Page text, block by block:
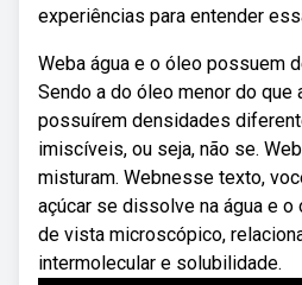
experiências para entender
Weba água e o óleo possuem
Sendo a do óleo menor do que
possuírem densidades
imiscíveis, ou seja, não se.
misturam. Webnesse texto,
açúcar se dissolve na água e
de vista microscópico,
intermolecular e solubilidade.